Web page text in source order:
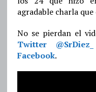
agradable charla
No se pierdan el
Twitter @SrDiez_
Facebook.